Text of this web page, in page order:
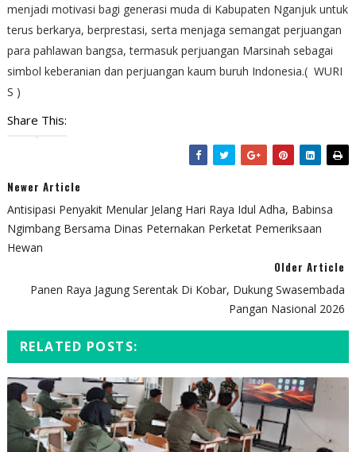
menjadi motivasi bagi generasi muda di Kabupaten Nganjuk untuk
terus berkarya, berprestasi, serta menjaga semangat perjuangan
para pahlawan bangsa, termasuk perjuangan Marsinah sebagai
simbol keberanian dan perjuangan kaum buruh Indonesia.( WURI
S )
Share This:
Newer Article
Antisipasi Penyakit Menular Jelang Hari Raya Idul Adha, Babinsa
Ngimbang Bersama Dinas Peternakan Perketat Pemeriksaan
Hewan
Older Article
Panen Raya Jagung Serentak Di Kobar, Dukung Swasembada
Pangan Nasional 2026
RELATED POSTS: